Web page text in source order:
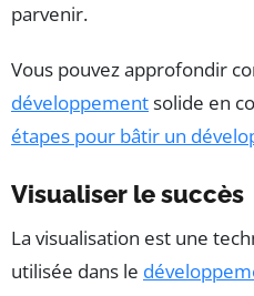
parvenir.
Vous pouvez approfondir
développementsolide en
étapes pour bâtir un
Visualiser le succès
La visualisation est une
utilisée dans le